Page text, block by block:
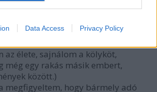
Data Access Privacy Policy
az élete, sajnálom a kölyköt,
még egy rakás másik embert,
között.)
megfigyeltem, hogy bármely adó